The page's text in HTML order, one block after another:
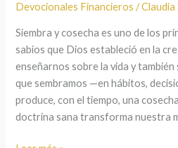
Devocionales Financieros /Claudia
Siembra y cosecha es uno de los
sabios que Dios estableció en la
enseñarnos sobre la vida y
que sembramos —en hábitos,
produce, con el tiempo, una
doctrina sana transforma nuestra